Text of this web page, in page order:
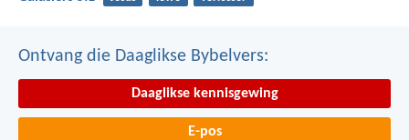
Ontvang die Daaglikse Bybelvers:
Daaglikse kennisgewing
E-pos